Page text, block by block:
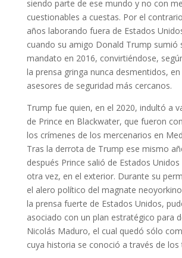
siendo parte de ese mundo y no con
cuestionables a cuestas. Por el
años laborando fuera de Estados
cuando su amigo Donald Trump sumió
mandato en 2016, convirtiéndose,
la prensa gringa nunca desmentidos,
asesores de seguridad más cercanos.
Trump fue quien, en el 2020, indultó a
de Prince en Blackwater, que fueron
los crímenes de los mercenarios en
Tras la derrota de Trump ese mismo
después Prince salió de Estados
otra vez, en el exterior. Durante su
el alero político del magnate
la prensa fuerte de Estados Unidos,
asociado con un plan estratégico para
Nicolás Maduro, el cual quedó sólo
cuya historia se conoció a través de los